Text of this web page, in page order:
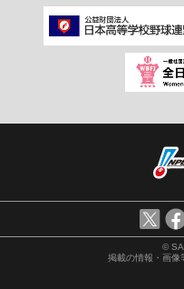
©
掲載の情報・画像